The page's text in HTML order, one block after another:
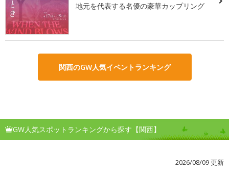
地元を代表する名優の豪華カップリング
関西のGW人気イベントランキング
GW人気スポットランキングから探す【関西】
2026/08/09 更新